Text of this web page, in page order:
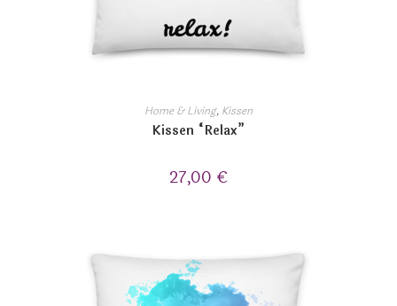
Home & Living, Kissen
Kissen “Relax”
27,00 €